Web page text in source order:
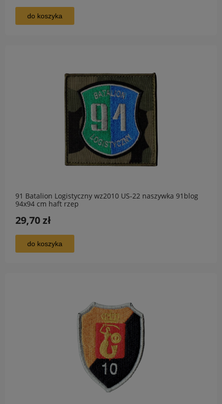
do koszyka
91 Batalion Logistyczny wz2010 US-22 naszywka 91blog
94x94 cm haft rzep
29,70 zł
do koszyka